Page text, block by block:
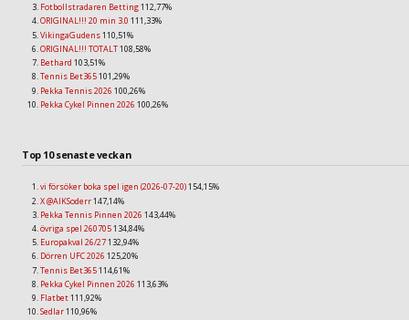
Fotbollstradaren Betting112,77%
ORIGINAL!!! 20 min 3.0 111,33%
VikingaGudens110,51%
ORIGINAL!!! TOTALT108,58%
Bethard 103,51%
Tennis Bet365101,29%
Pekka Tennis 2026 100,26%
Pekka Cykel Pinnen 2026 100,26%
Top 10 senaste veckan
vi försöker boka spel igen (2026-07-20)154,15%
X @AIKSoderr147,14%
Pekka Tennis Pinnen 2026 143,44%
övriga spel 260705134,84%
Europakval 26/27132,94%
Dörren UFC 2026 125,20%
Tennis Bet365114,61%
Pekka Cykel Pinnen 2026 113,63%
Flatbet111,92%
Sedlar110,96%